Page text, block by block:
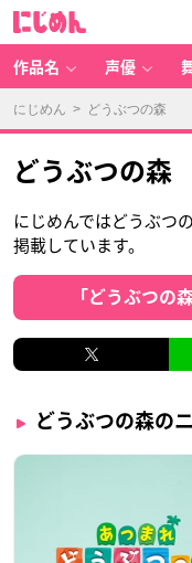
作品名 声優
にじめん > どうぶつの森
どうぶつの森
にじめんではどうぶつ
掲載しています。
「どうぶつの
どうぶつの森の